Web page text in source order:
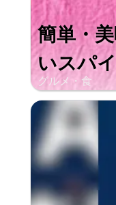
簡単・
いスパ
グルメ・食